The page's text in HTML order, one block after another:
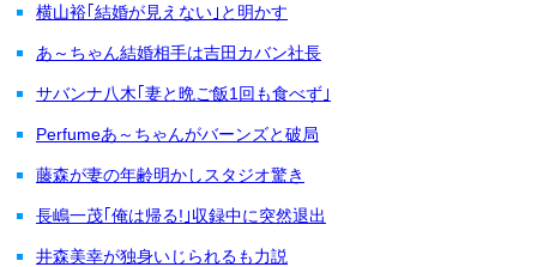
横山裕｢結婚が見えない｣と明かす
あ～ちゃん結婚相手は吉田カバン社長
サバンナ八木｢妻と晩ご飯1回も食べず｣
Perfumeあ～ちゃんがバーンズと破局
藤森が妻の年齢明かしスタジオ驚き
長嶋一茂｢俺は帰る!｣収録中に突然退出
井森美幸が独身いじられるも力説